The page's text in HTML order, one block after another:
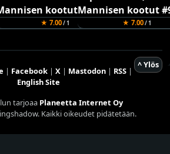
★ 7.00/ 1 ★ 7.00/ 1
^ Ylös
| Facebook| X| Mastodon| RSS|
English Site
tarjoaa Planeetta Internet Oy
Kaikki oikeudet pidätetään.